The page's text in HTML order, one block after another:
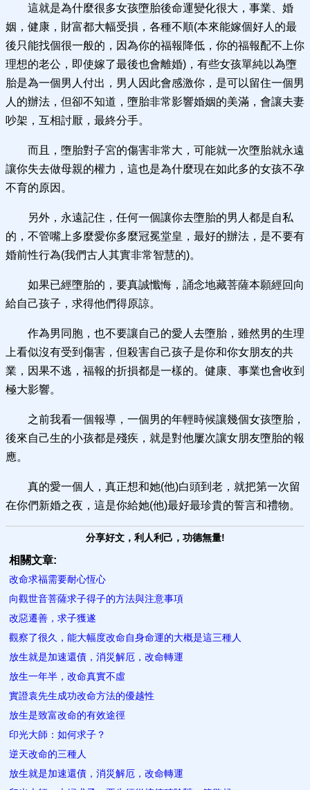
這就是為什麼很多女孩墮胎後命運變化很大，事業、婚
姻，健康，財富都大幅受損，各種不順(本來能嫁個好人的最
後只能找個很一般的，因為你的福報降低，你的福報配不上你
理想的老公，即使嫁了最後也會離婚)，有些女孩單純以為墮
胎是為一個男人付出，男人因此會感激你，是可以留住一個男
人的辦法，但卻不知道，墮胎非常影響婚姻的美滿，會讓夫妻
吵架，互相討厭，最終分手。
而且，墮胎對子宮的傷害非常大，可能就一次墮胎就永遠
讓你失去做母親的權力，這也是為什麼現在如此多的女孩不孕
不育的原因。
另外，永遠記住，任何一個讓你去墮胎的男人都是自私
的，不管嘴上多麼愛你多麼冠冕堂皇，最好的辦法，是不要有
婚前性行為(我們古人其實非常智慧的)。
如果已經墮胎的，要真誠懺悔，誦念地藏菩薩本願經回向
給自己孩子，求得他們得原諒。
作為男同胞，也不要讓自己的愛人去墮胎，雖然男的生理
上看似沒有受到傷害，但殺害自己孩子是你和你女朋友的共
業，因果不逃，福報的折損都是一樣的。健康、事業也會收到
極大影響。
之前我看一個報導，一個男的年輕時候讓幾個女孩墮胎，
後來自己生的小孩都是殘疾，就是對他屢次讓女朋友墮胎的報
應。
真的愛一個人，真正想和她(他)白頭到老，就把第一次留
在你們新婚之夜，這是你給她(他)最好最珍貴的誓言和禮物。
分享好文，利人利己，功德無量!
相關文章:
改命求福需要耐心恆心
向觀世音菩薩求子得子的方法與注意事項
改惡遷善，求子獲遂
觀察了很久，能大幅度改命自身命運的大概是這三種人
放生就是加速還債，消災解厄，改命轉運
放生一年半，改命真實不虛
實證袁先生成功改命方法的優越性
放生是致富改命的有效途徑
印光大師：如何求子？
逆天改命的三種人
放生就是加速還債，消災解厄，改命轉運